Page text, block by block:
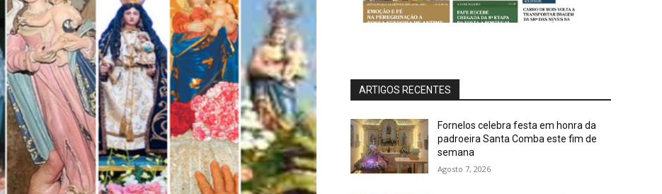
ARTIGOS RECENTES
Fornelos celebra festa em honra da
padroeira Santa Comba este fim de
semana
Agosto 7, 2026